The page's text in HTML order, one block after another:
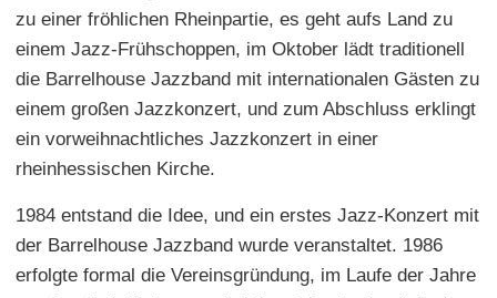
zu einer fröhlichen Rheinpartie, es geht aufs Land zu
einem Jazz-Frühschoppen, im Oktober lädt traditionell
die Barrelhouse Jazzband mit internationalen Gästen zu
einem großen Jazzkonzert, und zum Abschluss erklingt
ein vorweihnachtliches Jazzkonzert in einer
rheinhessischen Kirche.
1984 entstand die Idee, und ein erstes Jazz-Konzert mit
der Barrelhouse Jazzband wurde veranstaltet. 1986
erfolgte formal die Vereinsgründung, im Laufe der Jahre